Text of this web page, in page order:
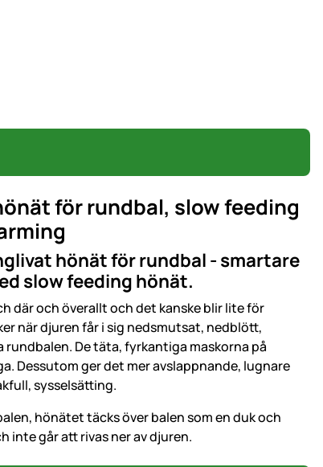
för rundbal, slow feeding
hönät för rundbal - smartare
slow feeding hönät.
där och överallt och det kanske blir lite för
när djuren får i sig nedsmutsat, nedblött,
De täta, fyrkantiga maskorna på
Dessutom ger det mer avslappnande, lugnare
sysselsätting.
hönätet täcks över balen som en duk och
inte går att rivas ner av djuren.